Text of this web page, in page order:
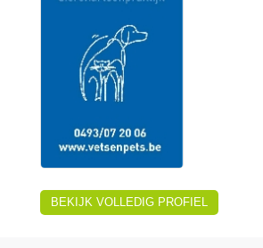
BEKIJK VOLLEDIG PROFIEL